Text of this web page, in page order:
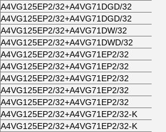
A4VG125EP2/32+A4VG71DGD/32
A4VG125EP2/32+A4VG71DGD/32
A4VG125EP2/32+A4VG71DW/32
A4VG125EP2/32+A4VG71DWD/32
A4VG125EP2/32+A4VG71EP2/32
A4VG125EP2/32+A4VG71EP2/32
A4VG125EP2/32+A4VG71EP2/32
A4VG125EP2/32+A4VG71EP2/32
A4VG125EP2/32+A4VG71EP2/32
A4VG125EP2/32+A4VG71EP2/32-K
A4VG125EP2/32+A4VG71EP2/32-K